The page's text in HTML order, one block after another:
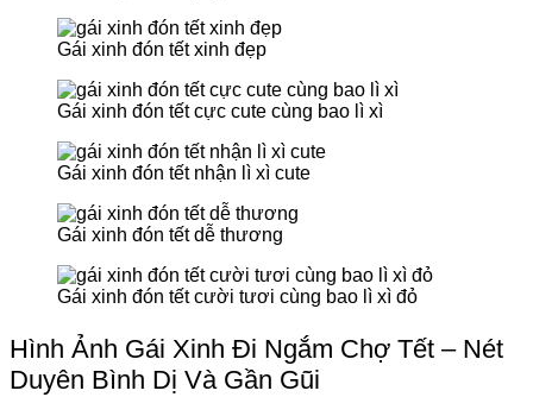
Gái xinh đón tết xinh đẹp
Gái xinh đón tết cực cute cùng bao lì xì
Gái xinh đón tết nhận lì xì cute
Gái xinh đón tết dễ thương
Gái xinh đón tết cười tươi cùng bao lì xì đỏ
Hình Ảnh Gái Xinh Đi Ngắm Chợ Tết – Nét
Duyên Bình Dị Và Gần Gũi